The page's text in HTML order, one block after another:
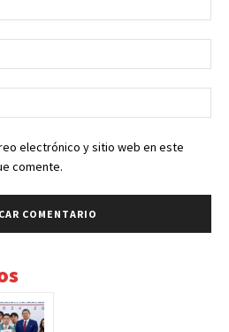
electrónico y sitio web en este
comente.